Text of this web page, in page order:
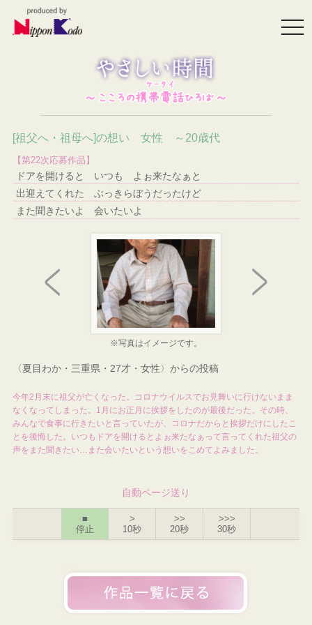
[祖父へ・祖母へ]の想い 女性 ～20歳代
【第22次応募作品】
ドアを開けると いつも よぉ来たなぁと
出迎えてくれた ぶっきらぼうだったけど
また聞きたいよ 会いたいよ
※写真はイメージです。
〈夏目わか・三重県・27才・女性〉からの投稿
今年2月末に祖父が亡くなった。コロナウイルスでお見舞いに行けないまま
なくなってしまった。1月にお正月に挨拶をしたのが最後だった。その時、
みんなで食事に行きたいと言っていたが、コロナだからと挨拶だけにしたこ
とを後悔した。いつもドアを開けるとよぉ来たなぁって言ってくれた祖父の
声をまた聞きたい…また会いたいという想いをこめてよみました。
自動ページ送り
■
停止
>
10秒
>>
20秒
>>>
30秒